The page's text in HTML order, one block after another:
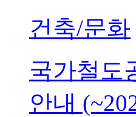
건축/문화
국가철도
안내